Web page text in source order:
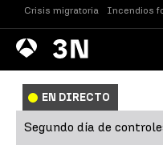
Crisis migratoria Incendios
Antena
3 Noticias
EN DIRECTO
Segundo día de